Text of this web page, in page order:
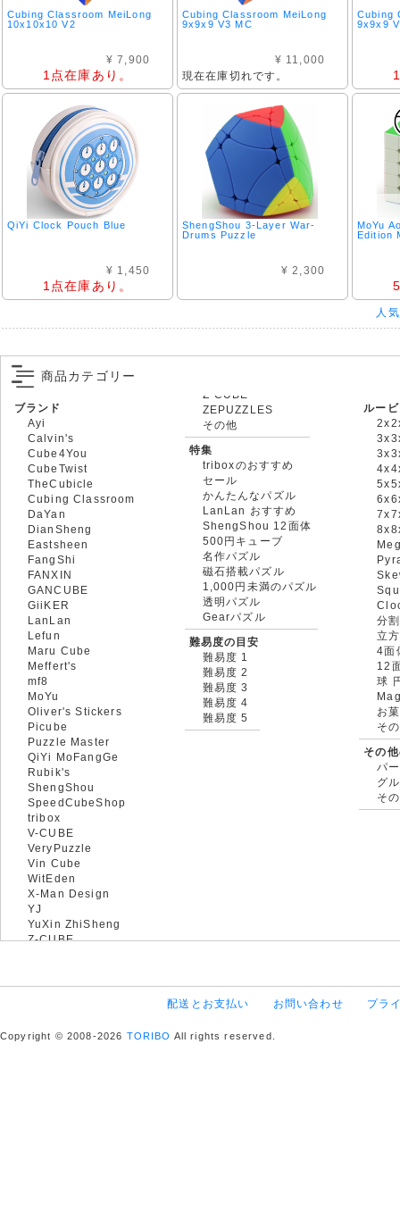
Cubing Classroom MeiLong
10x10x10 V2
¥ 7,900
1点在庫あり。
Cubing Classroom MeiLong
9x9x9 V3 MC
¥ 11,000
現在在庫切れです。
Cubing
9x9x9
QiYi Clock Pouch Blue
¥ 1,450
1点在庫あり。
ShengShou 3-Layer War-
Drums Puzzle
¥ 2,300
MoYu
Edition
人
商品カテゴリー
ブランド
Ayi
Calvin's
Cube4You
CubeTwist
TheCubicle
Cubing Classroom
DaYan
DianSheng
Eastsheen
FangShi
FANXIN
GANCUBE
GiiKER
LanLan
Lefun
Maru Cube
Meffert's
mf8
MoYu
Oliver's Stickers
Picube
Puzzle Master
QiYi MoFangGe
Rubik's
ShengShou
SpeedCubeShop
tribox
V-CUBE
VeryPuzzle
Vin Cube
WitEden
X-Man Design
YJ
YuXin ZhiSheng
Z-CUBE
ZEPUZZLES
その他
特集
triboxのおすすめ
セール
かんたんなパズル
LanLan おすすめ
ShengShou 12面体
500円キューブ
名作パズル
磁石搭載パズル
1,000円未満のパズル
透明パズル
Gearパズル
難易度の目安
難易度 1
難易度 2
難易度 3
難易度 4
難易度 5
ルー
分
立
4面
12
球
お
そ
その
パ
グ
そ
配送とお支払い お問い合わせ プラ
Copyright © 2008-2026 TORIBO All rights reserved.